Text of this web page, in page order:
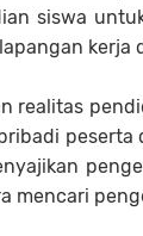
siswa
kerja
realitas
peserta
mencari